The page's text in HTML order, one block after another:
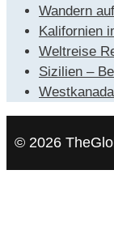
Wandern
Kalifornien
Weltreise
Sizilien –
© 2026